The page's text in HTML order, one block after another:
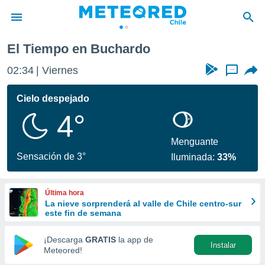
de
por
se
calidad.
a este
las
y
forma
digital
basada
El Tiempo en Buchardo
02:34 Viernes ...
Cielo despejado
4°
Sensación de 3°
Menguante
Iluminada:33%
Última hora
La nieve sorprenderá al valle de Chile centro-sur
este fin de semana
¡Descarga GRATIS la app de
Meteored!
Instalar